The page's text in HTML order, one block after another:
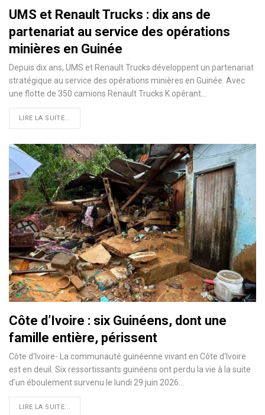
UMS et Renault Trucks : dix ans de
partenariat au service des opérations
minières en Guinée
Depuis dix ans, UMS et Renault Trucks développent un partenariat
stratégique au service des opérations minières en Guinée. Avec
une flotte de 350 camions Renault Trucks K opérant…
LIRE LA SUITE...
Côte d’Ivoire : six Guinéens, dont une
famille entière, périssent
Côte d'Ivoire- La communauté guinéenne vivant en Côte d'Ivoire
est en deuil. Six ressortissants guinéens ont perdu la vie à la suite
d'un éboulement survenu le lundi 29 juin 2026…
LIRE LA SUITE...